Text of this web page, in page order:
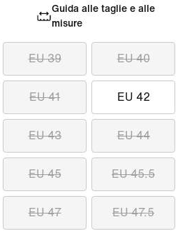
Guida alle taglie e alle
misure
EU 39 EU 40
EU 41 EU 42
EU 43 EU 44
EU 45 EU 45.5
EU 47 EU 47.5